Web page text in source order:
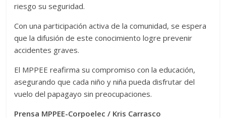
riesgo su seguridad.
Con una participación activa de la comunidad, se espera
que la difusión de este conocimiento logre prevenir
accidentes graves.
El MPPEE reafirma su compromiso con la educación,
asegurando que cada niño y niña pueda disfrutar del
vuelo del papagayo sin preocupaciones.
Prensa MPPEE-Corpoelec / Kris Carrasco